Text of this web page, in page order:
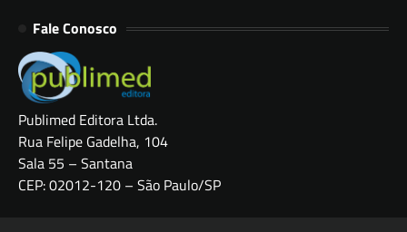
Fale Conosco
Publimed Editora Ltda.
Rua Felipe Gadelha, 104
Sala 55 – Santana
CEP: 02012-120 – São Paulo/SP